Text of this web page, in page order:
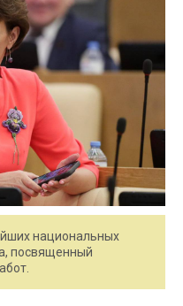
национальных
посвященный